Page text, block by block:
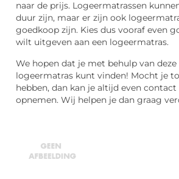
naar de prijs. Logeermatrassen
duur zijn, maar er zijn ook
goedkoop zijn. Kies dus vooraf even
wilt uitgeven aan een logeermatras.
We hopen dat je met behulp van
logeermatras kunt vinden! Mocht je
hebben, dan kan je altijd even
opnemen. Wij helpen je dan graag